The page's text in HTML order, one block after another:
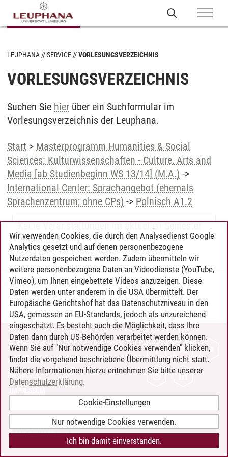
LEUPHANA SERVICE VORLESUNGSVERZEICHNIS
VORLESUNGSVERZEICHNIS
Suchen Sie hier über ein Suchformular im
Vorlesungsverzeichnis der Leuphana.
Start > Masterprogramm Humanities & Social
Sciences: Kulturwissenschaften - Culture, Arts and
Media [ab Studienbeginn WS 13/14] (M.A.) ->
International Center: Sprachangebot (ehemals
Sprachenzentrum; ohne CPs) -> Polnisch A1.2
Keine Veranstaltungen im aktuellen Semester
vorhanden
Timo Leder/30.06.2024
KONTAKT
LEUPHANA ALS ARBEITGEBER
INTRANET
BARRIEREFREIHEIT
COOKIE-EINSTELLUNGEN
Wir verwenden Cookies, die durch den Analysedienst Google
Analytics gesetzt und auf denen personenbezogene
Nutzerdaten gespeichert werden. Zudem übermitteln wir
weitere personenbezogene Daten an Videodienste (YouTube,
Vimeo), um Ihnen eingebettete Videos anzuzeigen. Diese
Daten werden unter anderem in die USA übermittelt. Der
Europäische Gerichtshof hat das Datenschutzniveau in den
USA, gemessen an EU-Standards, jedoch als unzureichend
eingeschätzt. Es besteht auch die Möglichkeit, dass Ihre
Daten dann durch US-Behörden verarbeitet werden können.
Wenn Sie auf "Nur notwendige Cookies verwenden" klicken,
findet die vorgehend beschriebene Übermittlung nicht statt.
Nähere Informationen hierzu entnehmen Sie bitte unserer
Datenschutzerklärung.
Cookie-Einstellungen
Nur notwendige Cookies verwenden.
Ich bin damit einverstanden.